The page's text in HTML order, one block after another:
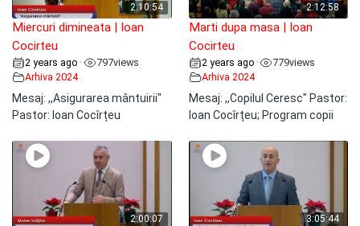
2:10:54
Miercuri dimineata | Ioan
Cocirteu
2 years ago • 797views
Arhiva 2024
Mesaj: ,,Asigurarea mântuirii"
Pastor: Ioan Cocîrțeu
2:12:58
Marti dupa masa | Ioan
Cocirteu
2 years ago • 779views
Arhiva 2024
Mesaj: ,,Copilul Ceresc" Pastor:
Ioan Cocîrțeu; Program copii
2:00:07 3:05:44